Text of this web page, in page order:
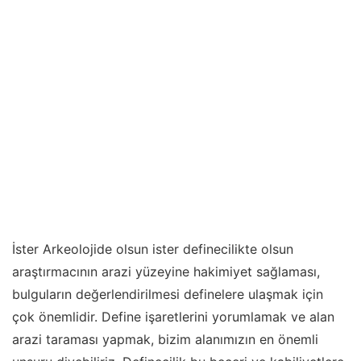
İster Arkeolojide olsun ister definecilikte olsun
araştırmacının arazi yüzeyine hakimiyet sağlaması,
bulguların değerlendirilmesi definelere ulaşmak için
çok önemlidir. Define işaretlerini yorumlamak ve alan
arazi taraması yapmak, bizim alanımızın en önemli